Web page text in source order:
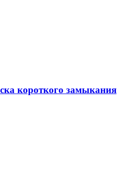
короткого замыкания